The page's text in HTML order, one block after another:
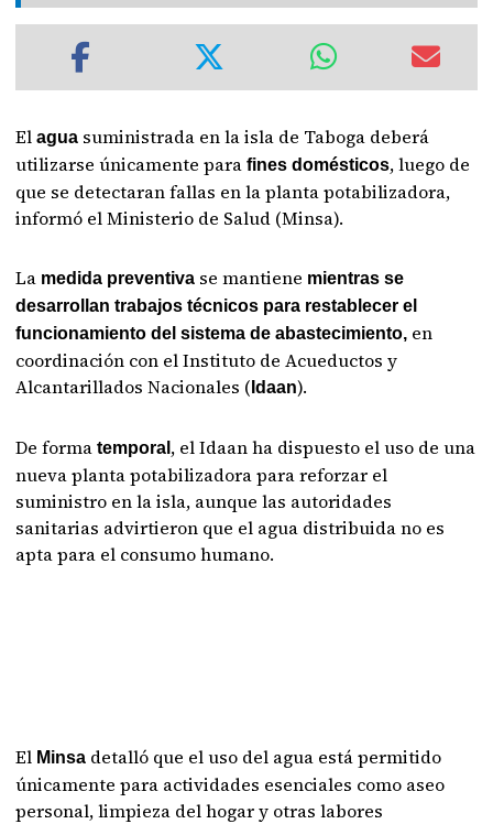
Elagua suministrada en la isla de Taboga deberá
utilizarse únicamente parafines domésticos, luego de
que se detectaran fallas en la planta potabilizadora,
informó el Ministerio de Salud (Minsa).
La medida preventiva se mantiene mientras se
desarrollan trabajos técnicos para restablecer el
funcionamiento del sistema de abastecimiento, en
coordinación con el Instituto de Acueductos y
Alcantarillados Nacionales ( Idaan).
De formatemporal , el Idaan ha dispuesto el uso de una
nueva planta potabilizadora para reforzar el
suministro en la isla, aunque las autoridades
sanitarias advirtieron que el agua distribuida no es
apta para el consumo humano.
El Minsa detalló que el uso del agua está permitido
únicamente para actividades esenciales como aseo
personal, limpieza del hogar y otras labores